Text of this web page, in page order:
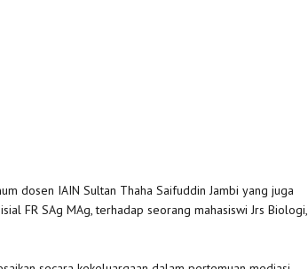
dosen IAIN Sultan Thaha Saifuddin Jambi yang juga
FR SAg MAg, terhadap seorang mahasiswi Jrs Biologi,